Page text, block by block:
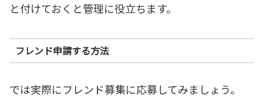
と付けておくと管理に役立ちます。
フレンド申請する方法
では実際にフレンド募集に応募してみましょう。